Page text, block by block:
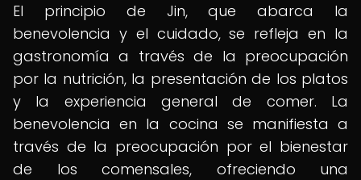
El principio de Jin, que abarca la
benevolencia y el cuidado, se refleja en la
gastronomía a través de la preocupación
por la nutrición, la presentación de los platos
y la experiencia general de comer. La
benevolencia en la cocina se manifiesta a
través de la preocupación por el bienestar
de los comensales, ofreciendo una